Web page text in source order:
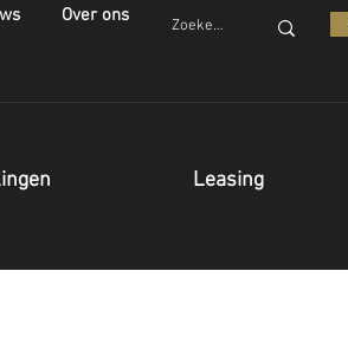
Over ons
Leasing